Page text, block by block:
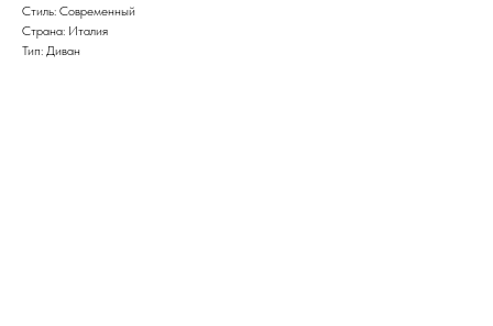
Стиль: Современный
Страна: Италия
Тип: Диван